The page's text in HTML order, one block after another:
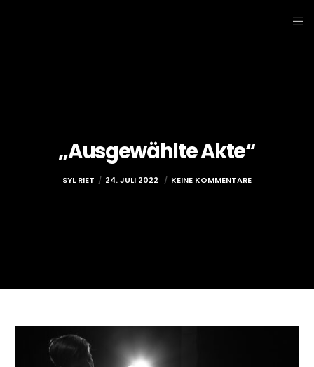
„Ausgewählte Akte“
SYL RIET 24. JULI 2022 KEINE KOMMENTARE